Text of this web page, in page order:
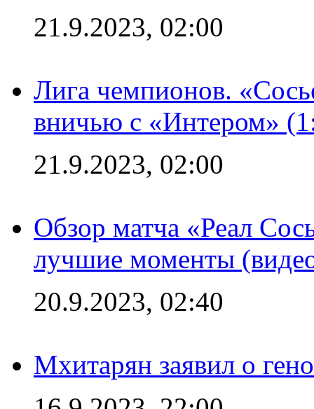
21.9.2023, 02:00
Лига чемпионов.
вничью с «Интером»
21.9.2023, 02:00
Обзор матча «Реал
лучшие моменты
20.9.2023, 02:40
Мхитарян заявил о